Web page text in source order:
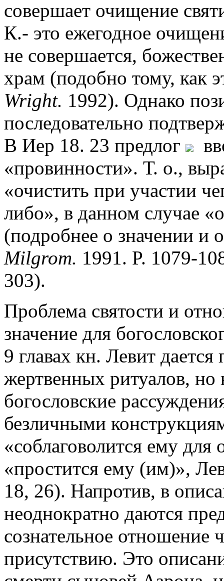
совершает очищение
К.- это ежегодное
не совершается,
храм (подобно тому, как
Wright. 1992). Однако
последовательно
В Иер 18. 23 предлог
«провинности». Т. о.,
«очистить при участии
либо», в данном случае
(подробнее о значении и
Milgrom. 1991. P. 1079-
303).
Проблема святости и
значение для
9 главах кн. Левит
жертвенных ритуалов, но
богословские
безличными
«соблаговолится ему
«простится ему (им)»,
18, 26). Напротив, в
неоднократно даются
сознательное отношение
присутствию. Это